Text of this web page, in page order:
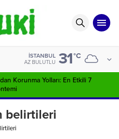
İSTANBUL
AZ BULUTLU 31°C
Korunma Yolları: En Etkili 7
belirtileri